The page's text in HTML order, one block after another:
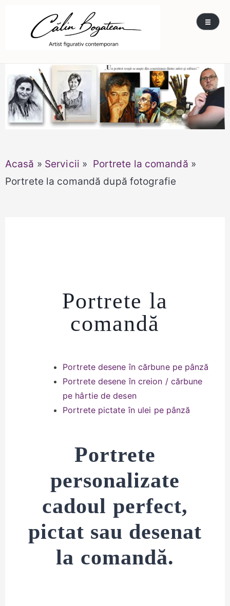
Călin Bogătean
Picturi originale, icoane contemporane pe lemn
și sticlă, portrete și restaurare artă – Călin
Bogătean
Acasă » Servicii » Portrete la comandă »
Portrete la comandă după fotografie
Portrete la
comandă
Portrete desene în cărbune pe pânză
Portrete desene în creion / cărbune
pe hârtie de desen
Portrete pictate în ulei pe pânză
Portrete
personalizate
cadoul perfect,
pictat sau desenat
la comandă.